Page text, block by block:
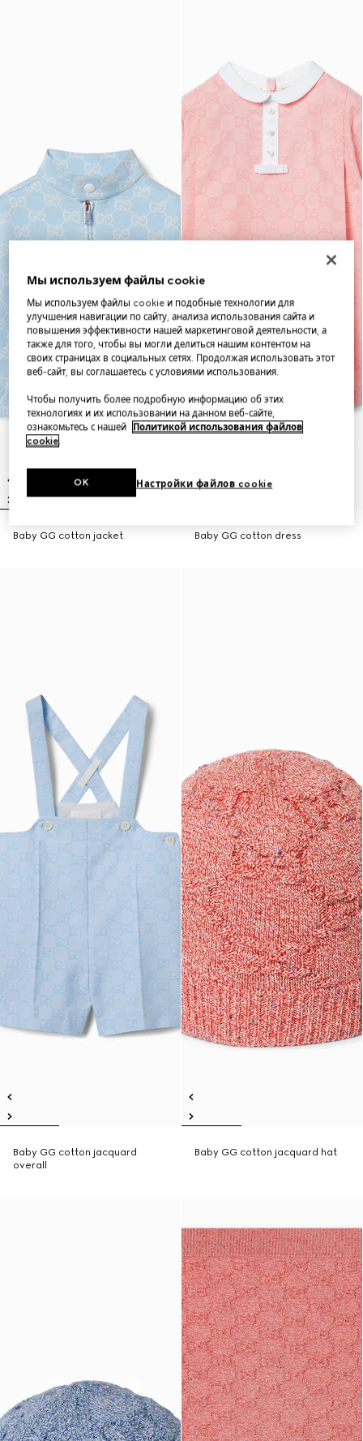
Baby GG cotton jacket Baby GG cotton dress
Baby GG cotton jacquard
overall
Baby GG cotton jacquard hat
Мы используем файлы cookie
Мы используем файлы cookie и подобные технологии для
улучшения навигации по сайту, анализа использования сайта и
повышения эффективности нашей маркетинговой деятельности, а
также для того, чтобы вы могли делиться нашим контентом на
своих страницах в социальных сетях. Продолжая использовать этот
веб-сайт, вы соглашаетесь с условиями использования.
Чтобы получить более подробную информацию об этих
технологиях и их использовании на данном веб-сайте,
ознакомьтесь с нашей
Политикой использования файлов
cookie.
Настройки файлов cookie
OK